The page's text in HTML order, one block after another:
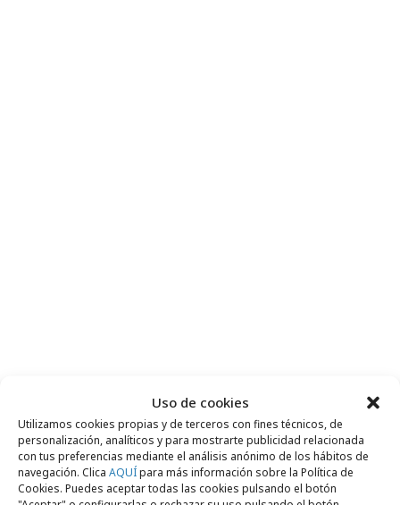
Uso de cookies
Utilizamos cookies propias y de terceros con fines técnicos, de
personalización, analíticos y para mostrarte publicidad relacionada
con tus preferencias mediante el análisis anónimo de los hábitos de
navegación. Clica AQUÍpara más información sobre la Política de
Cookies. Puedes aceptar todas las cookies pulsando el botón